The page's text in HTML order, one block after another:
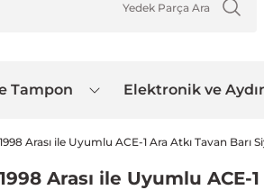
Tampon Elektronik ve
Arası ile Uyumlu ACE-1 Ara Atkı Tavan Barı
Arası ile Uyumlu ACE-